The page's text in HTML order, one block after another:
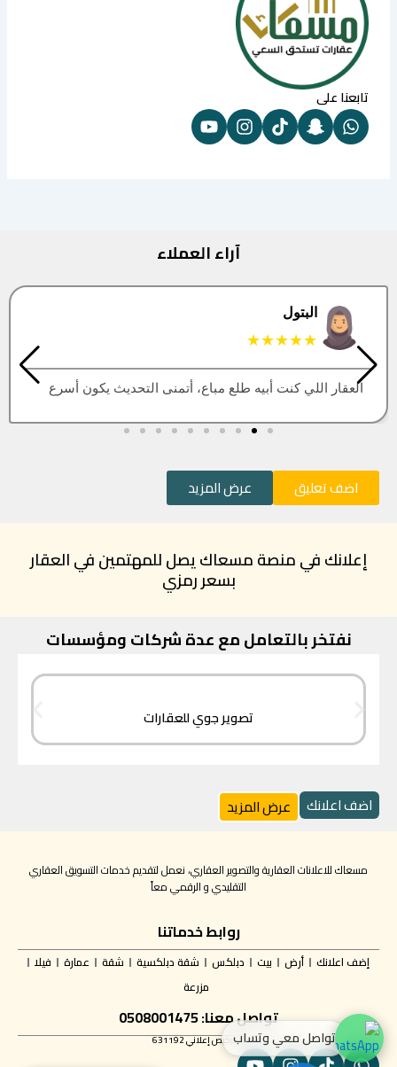
تابعنا على
آراء العملاء
البتول
★★★★★
العقار اللي كنت أبيه طلع مباع، أتمنى التحديث يكون أسرع
اضف تعليق عرض المزيد
إعلانك في منصة مسعاك يصل للمهتمين في العقار
بسعر رمزي
نفتخر بالتعامل مع عدة شركات ومؤسسات
تصوير جوي للعقارات
اضف اعلانك عرض المزيد
مسعاك للاعلانات العقارية والتصوير العقاري، نعمل لتقديم خدمات التسويق العقاري
التقليدي و الرقمي معاً
روابط خدماتنا
إضف اعلانك أرض بيت دبلكس شقة دبلكسية شقة عمارة
فيلا
مزرعة
تواصل معنا: 0508001475
✅ ترخيص إعلاني 631192تواصل معي وتساب